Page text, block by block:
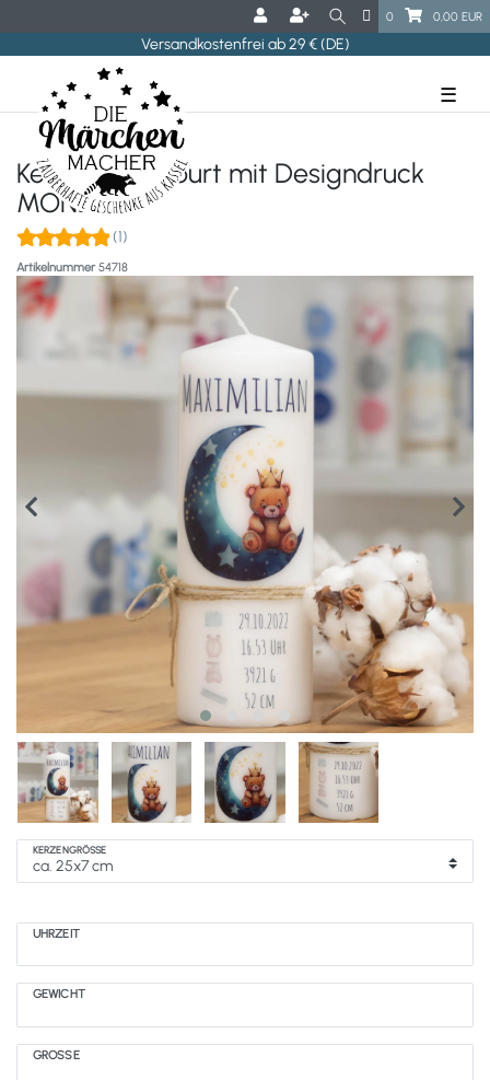
0 0,00 EUR
Versandkostenfrei ab 29 € (DE)
☰
Kerze zur Geburt mit Designdruck
MOND
(1)
Artikelnummer 54718
KERZENGRÖSSE
UHRZEIT
GEWICHT
GRÖSSE